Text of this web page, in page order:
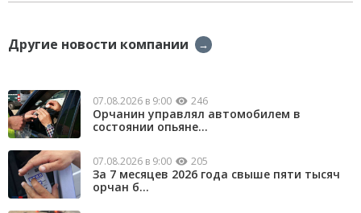
Другие новости компании →
07.08.2026 в 9:00 246
Орчанин управлял автомобилем в
состоянии опьяне...
07.08.2026 в 9:00 205
За 7 месяцев 2026 года свыше пяти тысяч
орчан б...